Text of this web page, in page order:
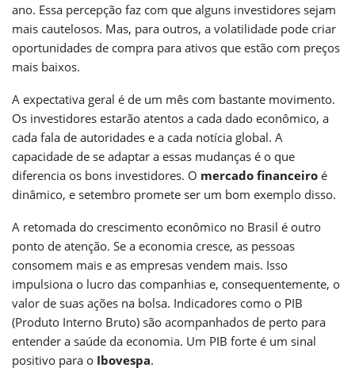
ano. Essa percepção faz com que alguns investidores sejam
mais cautelosos. Mas, para outros, a volatilidade pode criar
oportunidades de compra para ativos que estão com preços
mais baixos.
A expectativa geral é de um mês com bastante movimento.
Os investidores estarão atentos a cada dado econômico, a
cada fala de autoridades e a cada notícia global. A
capacidade de se adaptar a essas mudanças é o que
diferencia os bons investidores. O mercado financeiro é
dinâmico, e setembro promete ser um bom exemplo disso.
A retomada do crescimento econômico no Brasil é outro
ponto de atenção. Se a economia cresce, as pessoas
consomem mais e as empresas vendem mais. Isso
impulsiona o lucro das companhias e, consequentemente, o
valor de suas ações na bolsa. Indicadores como o PIB
(Produto Interno Bruto) são acompanhados de perto para
entender a saúde da economia. Um PIB forte é um sinal
positivo para o Ibovespa.